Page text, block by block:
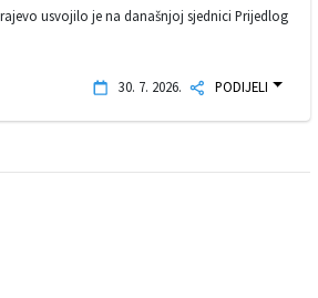
usvojilo je na današnjoj sjednici Prijedlog
30. 7. 2026. PODIJELI